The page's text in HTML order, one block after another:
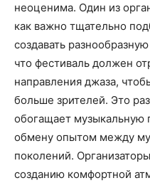
неоценима. Один из
как важно тщательно
создавать
что фестиваль должен
направления джаза,
больше зрителей. Это
обогащает музыкальную
обмену опытом между
поколений.
созданию комфортной